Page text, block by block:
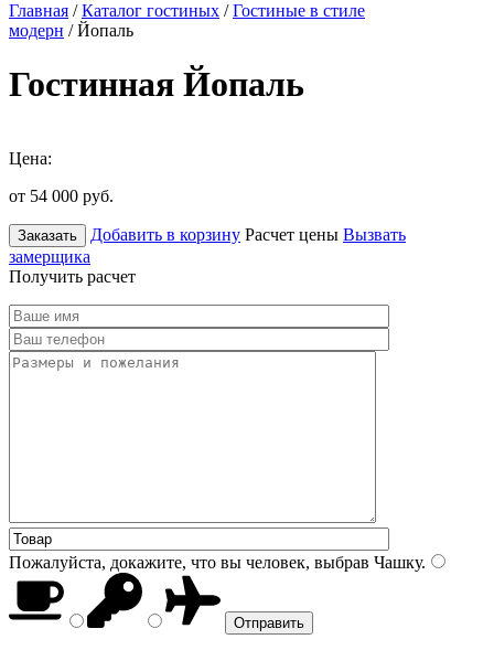
Главная /Каталог гостиных /Гостиные в стиле
модерн / Йопаль
Гостинная Йопаль
Цена:
от 54 000 руб.
Заказать Добавить в корзину Расчет цены Вызвать
замерщика
Получить расчет
Пожалуйста, докажите, что вы человек, выбрав Чашку.